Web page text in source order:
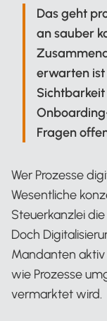
Das geht
an sauber
erwarten
Fragen
Wer Prozesse
Wesentliche
Steuerkanzlei
Doch
Mandanten aktiv
wie Prozesse
vermarktet wird.